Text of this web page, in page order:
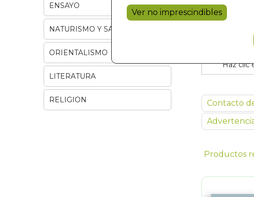
Ver no imprescindibles
Haz clic
Contacto
Productos
ENSAYO
NATURISMO Y SALUD
ORIENTALISMO
LITERATURA
RELIGION